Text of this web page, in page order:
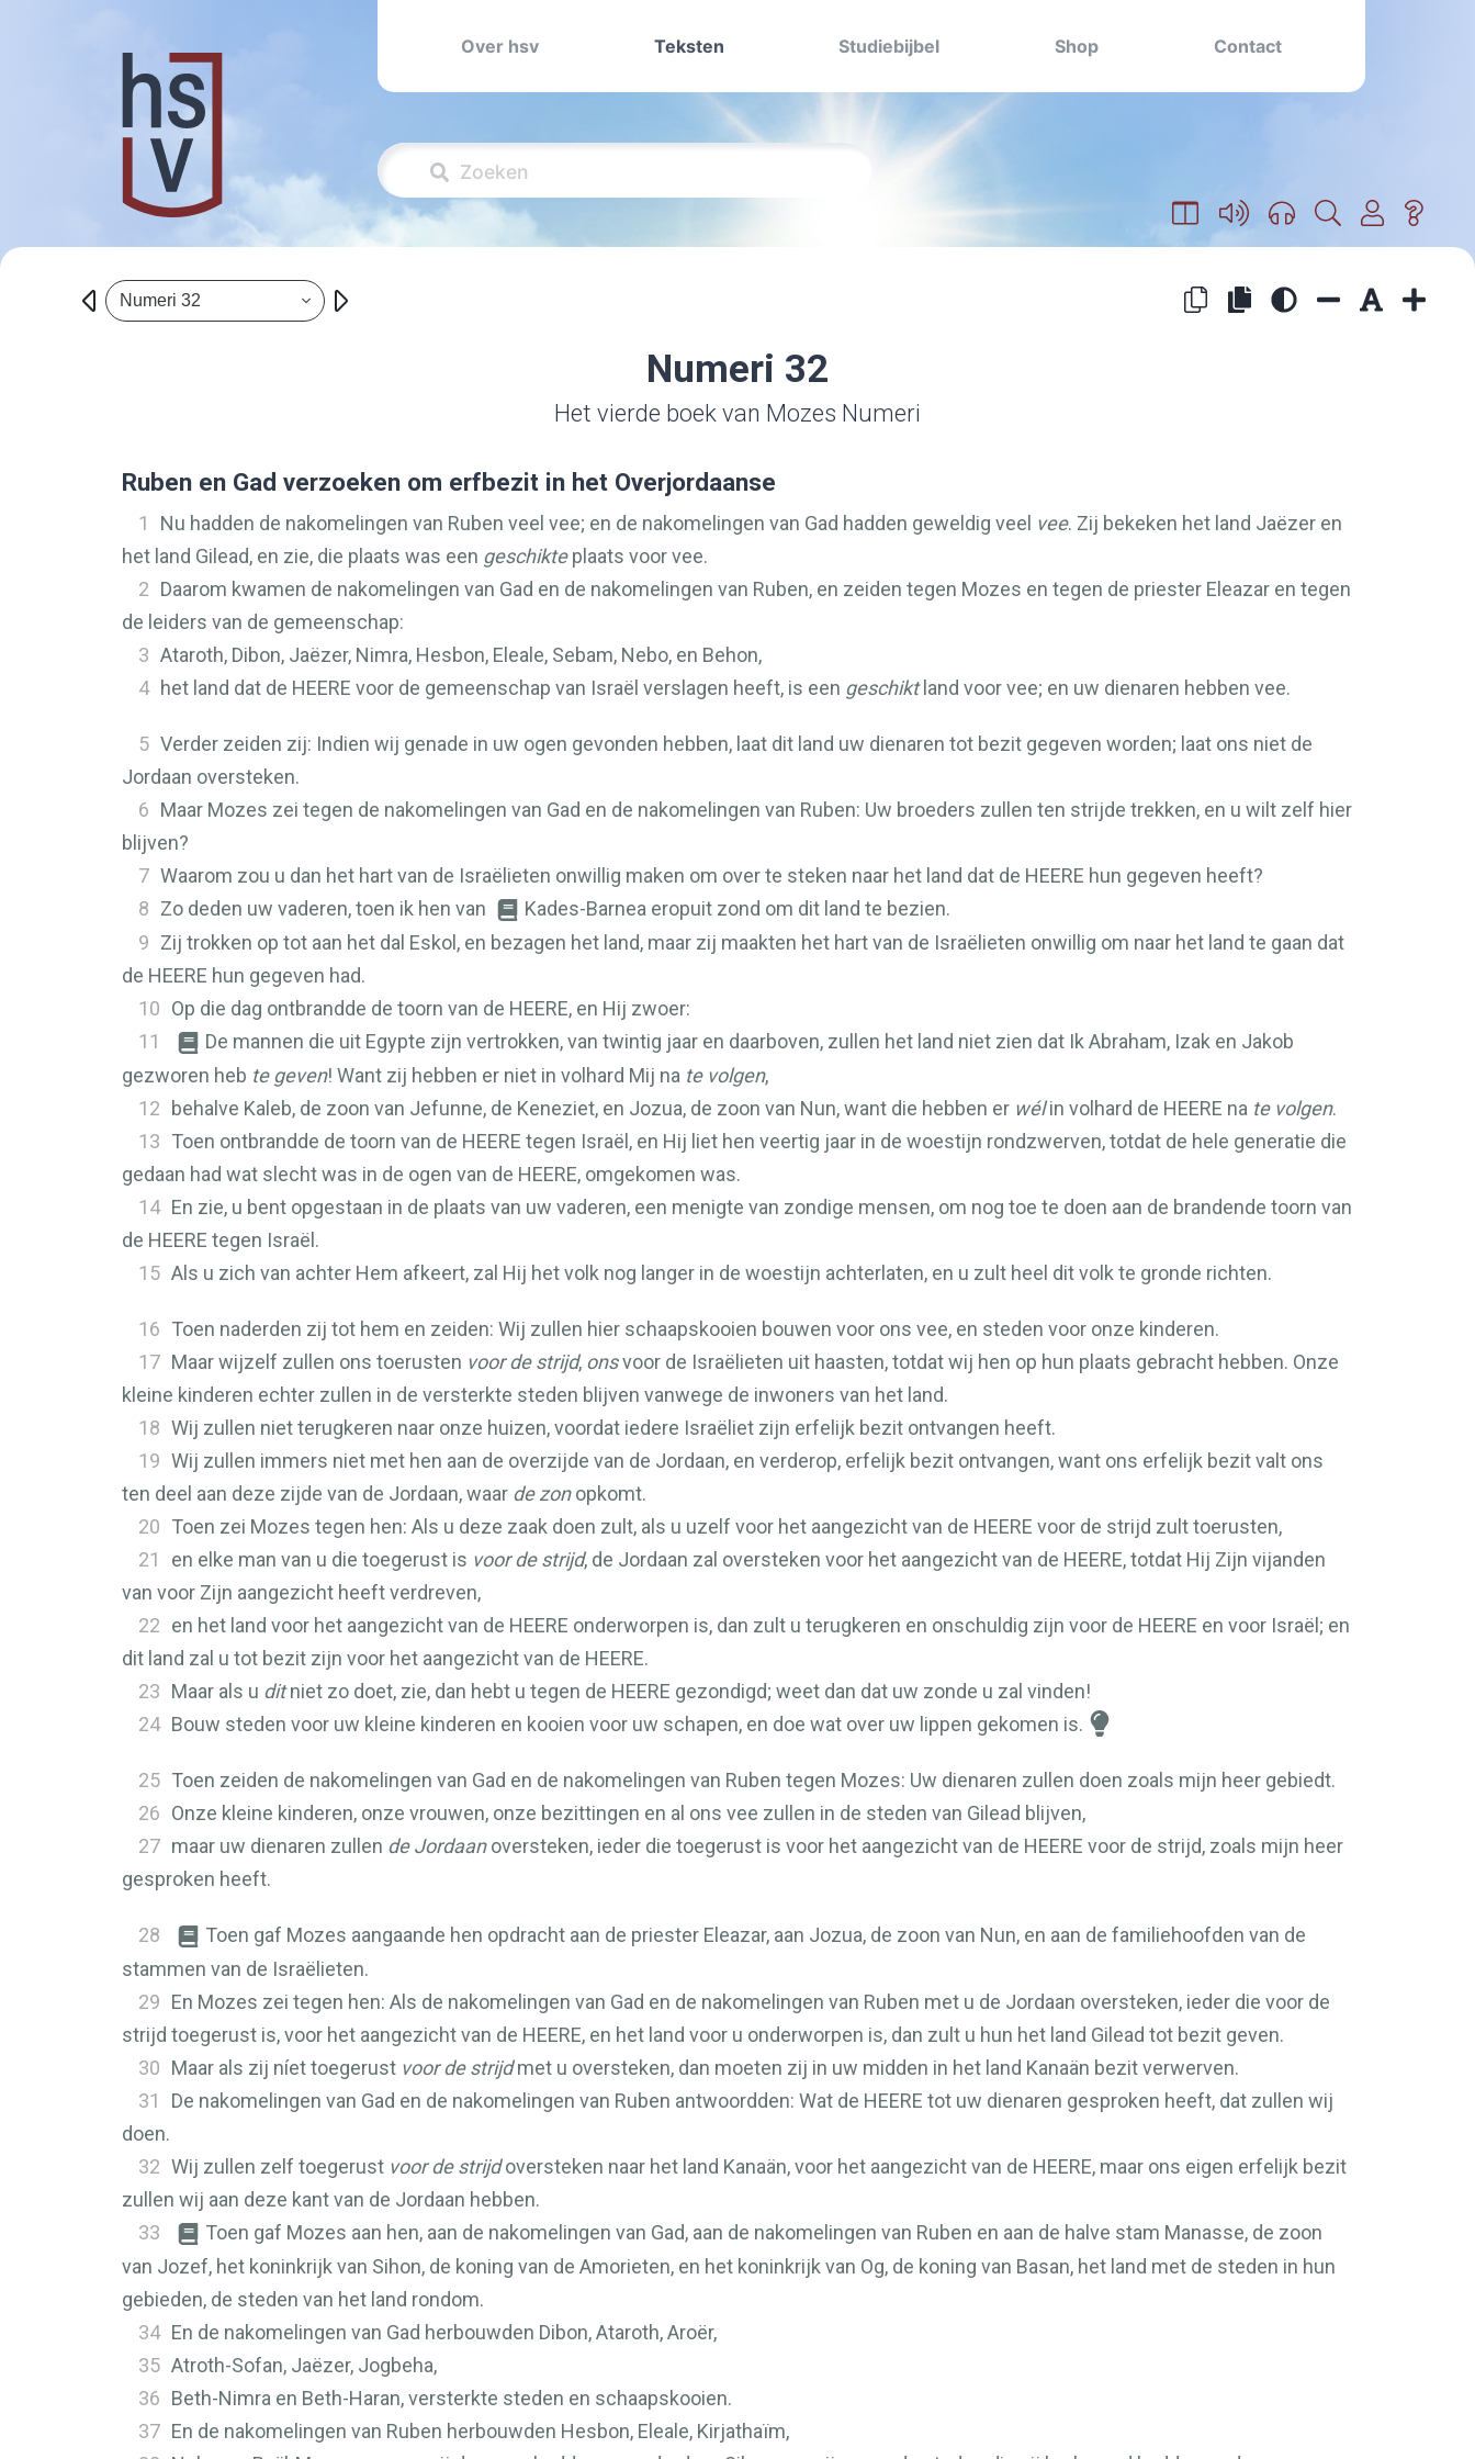
Over hsv Teksten Studiebijbel Shop Contact
Numeri 32
Numeri 32
Het vierde boek van Mozes Numeri
Ruben en Gad verzoeken om erfbezit in het Overjordaanse
1 Nu hadden de nakomelingen van Ruben veel vee; en de nakomelingen van Gad hadden geweldig veel vee. Zij bekeken het land Jaëzer en
het land Gilead, en zie, die plaats was een geschikteplaats voor vee.
2 Daarom kwamen de nakomelingen van Gad en de nakomelingen van Ruben, en zeiden tegen Mozes en tegen de priester Eleazar en tegen
de leiders van de gemeenschap:
3 Ataroth, Dibon, Jaëzer, Nimra, Hesbon, Eleale, Sebam, Nebo, en Behon,
4 het land dat de HEERE voor de gemeenschap van Israël verslagen heeft, is een geschiktland voor vee; en uw dienaren hebben vee.
5 Verder zeiden zij: Indien wij genade in uw ogen gevonden hebben, laat dit land uw dienaren tot bezit gegeven worden; laat ons niet de
Jordaan oversteken.
6 Maar Mozes zei tegen de nakomelingen van Gad en de nakomelingen van Ruben: Uw broeders zullen ten strijde trekken, en u wilt zelf hier
blijven?
7 Waarom zou u dan het hart van de Israëlieten onwillig maken om over te steken naar het land dat de HEERE hun gegeven heeft?
8 Zo deden uw vaderen, toen ik hen van
Kades-Barnea eropuit zond om dit land te bezien.
9 Zij trokken op tot aan het dal Eskol, en bezagen het land, maar zij maakten het hart van de Israëlieten onwillig om naar het land te gaan dat
de HEERE hun gegeven had.
10 Op die dag ontbrandde de toorn van de HEERE, en Hij zwoer:
11
De mannen die uit Egypte zijn vertrokken, van twintig jaar en daarboven, zullen het land niet zien dat Ik Abraham, Izak en Jakob
gezworen heb te geven! Want zij hebben er niet in volhard Mij na te volgen,
12
behalve Kaleb, de zoon van Jefunne, de Keneziet, en Jozua, de zoon van Nun, want die hebben er wélin volhard de HEERE na te volgen.
13 Toen ontbrandde de toorn van de HEERE tegen Israël, en Hij liet hen veertig jaar in de woestijn rondzwerven, totdat de hele generatie die
gedaan had wat slecht was in de ogen van de HEERE, omgekomen was.
14 En zie, u bent opgestaan in de plaats van uw vaderen, een menigte van zondige mensen, om nog toe te doen aan de brandende toorn van
de HEERE tegen Israël.
15 Als u zich van achter Hem afkeert, zal Hij het volk nog langer in de woestijn achterlaten, en u zult heel dit volk te gronde richten.
16 Toen naderden zij tot hem en zeiden: Wij zullen hier schaapskooien bouwen voor ons vee, en steden voor onze kinderen.
17 Maar wijzelf zullen ons toerusten voor de strijd, onsvoor de Israëlieten uit haasten, totdat wij hen op hun plaats gebracht hebben. Onze
kleine kinderen echter zullen in de versterkte steden blijven vanwege de inwoners van het land.
18 Wij zullen niet terugkeren naar onze huizen, voordat iedere Israëliet zijn erfelijk bezit ontvangen heeft.
19 Wij zullen immers niet met hen aan de overzijde van de Jordaan, en verderop, erfelijk bezit ontvangen, want ons erfelijk bezit valt ons
ten deel aan deze zijde van de Jordaan, waar de zonopkomt.
20 Toen zei Mozes tegen hen: Als u deze zaak doen zult, als u uzelf voor het aangezicht van de HEERE voor de strijd zult toerusten,
21
en elke man van u die toegerust is voor de strijd, de Jordaan zal oversteken voor het aangezicht van de HEERE, totdat Hij Zijn vijanden
van voor Zijn aangezicht heeft verdreven,
22 en het land voor het aangezicht van de HEERE onderworpen is, dan zult u terugkeren en onschuldig zijn voor de HEERE en voor Israël; en
dit land zal u tot bezit zijn voor het aangezicht van de HEERE.
23 Maar als u ditniet zo doet, zie, dan hebt u tegen de HEERE gezondigd; weet dan dat uw zonde u zal vinden!
24 Bouw steden voor uw kleine kinderen en kooien voor uw schapen, en doe wat over uw lippen gekomen is.
25 Toen zeiden de nakomelingen van Gad en de nakomelingen van Ruben tegen Mozes: Uw dienaren zullen doen zoals mijn heer gebiedt.
26 Onze kleine kinderen, onze vrouwen, onze bezittingen en al ons vee zullen in de steden van Gilead blijven,
27 maar uw dienaren zullen de Jordaanoversteken, ieder die toegerust is voor het aangezicht van de HEERE voor de strijd, zoals mijn heer
gesproken heeft.
28
Toen gaf Mozes aangaande hen opdracht aan de priester Eleazar, aan Jozua, de zoon van Nun, en aan de familiehoofden van de
stammen van de Israëlieten.
29 En Mozes zei tegen hen: Als de nakomelingen van Gad en de nakomelingen van Ruben met u de Jordaan oversteken, ieder die voor de
strijd toegerust is, voor het aangezicht van de HEERE, en het land voor u onderworpen is, dan zult u hun het land Gilead tot bezit geven.
30 Maar als zij níet toegerust voor de strijdmet u oversteken, dan moeten zij in uw midden in het land Kanaän bezit verwerven.
31
De nakomelingen van Gad en de nakomelingen van Ruben antwoordden: Wat de HEERE tot uw dienaren gesproken heeft, dat zullen wij
doen.
32 Wij zullen zelf toegerust voor de strijdoversteken naar het land Kanaän, voor het aangezicht van de HEERE, maar ons eigen erfelijk bezit
zullen wij aan deze kant van de Jordaan hebben.
33
Toen gaf Mozes aan hen, aan de nakomelingen van Gad, aan de nakomelingen van Ruben en aan de halve stam Manasse, de zoon
van Jozef, het koninkrijk van Sihon, de koning van de Amorieten, en het koninkrijk van Og, de koning van Basan, het land met de steden in hun
gebieden, de steden van het land rondom.
34 En de nakomelingen van Gad herbouwden Dibon, Ataroth, Aroër,
35 Atroth-Sofan, Jaëzer, Jogbeha,
36 Beth-Nimra en Beth-Haran, versterkte steden en schaapskooien.
37 En de nakomelingen van Ruben herbouwden Hesbon, Eleale, Kirjathaïm,